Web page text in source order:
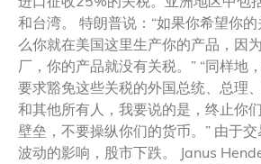
和台湾。 特朗普说：“如果你希望你
么你就在美国这里生产你的产品，因
厂，你的产品就没有关税。” “同样地
要求豁免这些关税的外国总统、总理
和其他所有人，我要说的是，终止你
壁垒，不要操纵你们的货币。” 由于
波动的影响，股市下跌。 Janus